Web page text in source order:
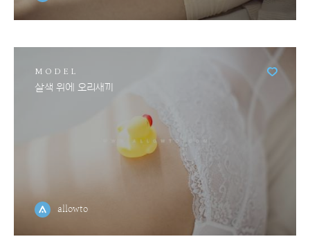
MODEL
살색 위에 오리새끼
allowto